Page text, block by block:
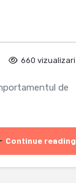
660 vizualizari
de
Continue reading